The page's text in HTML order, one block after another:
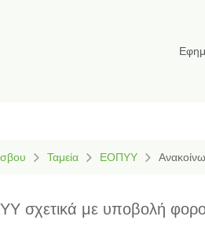
Ταμεία ΕΟΠΥΥ
σχετικά με υποβολή